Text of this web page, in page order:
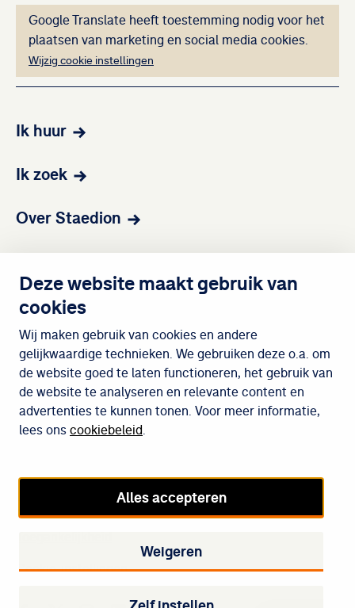
Deze website maakt gebruik van
cookies
Wij maken gebruik van cookies en andere
gelijkwaardige technieken. We gebruiken deze o.a. om
de website goed te laten functioneren, het gebruik van
de website te analyseren en relevante content en
advertenties te kunnen tonen. Voor meer informatie,
lees ons cookiebeleid
Alles accepteren
Weigeren
Deze inhoud kan
Google Translate heeft toestemming nodig voor het
plaatsen van marketing en social media cookies.
Wijzig cookie instellingen
Ik huur
Ik zoek
Over Staedion
Wijken
Meedoen
Cookie-instellingen